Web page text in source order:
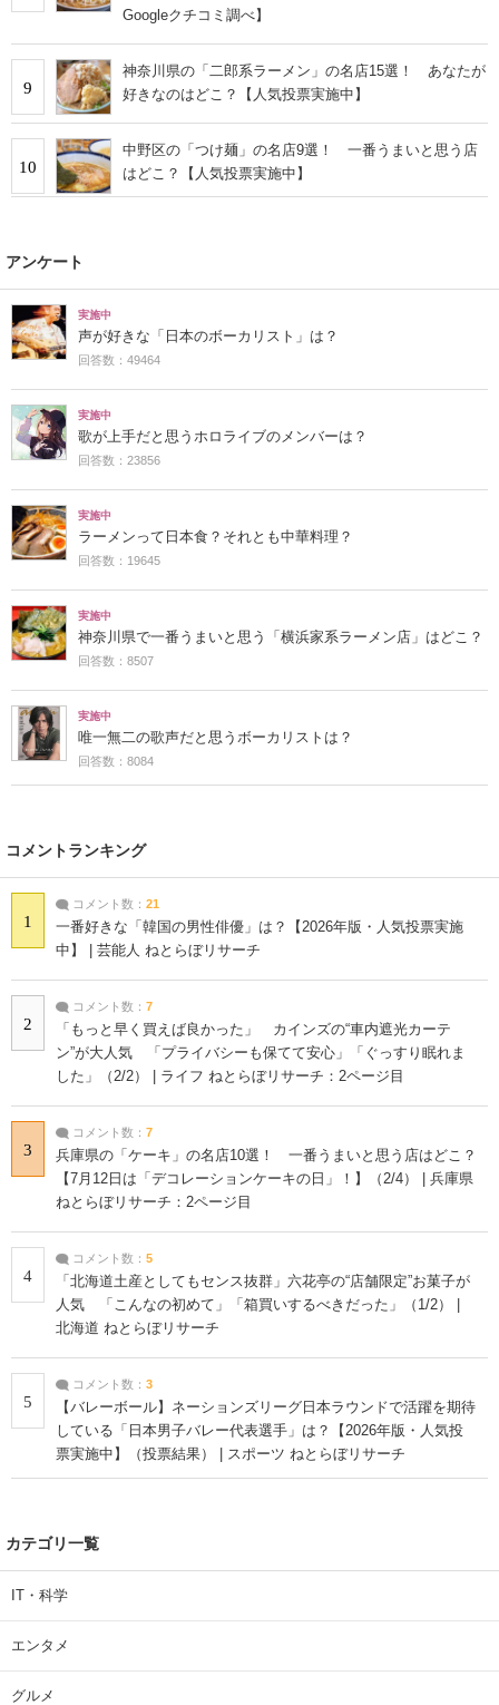
Googleクチコミ調べ】
9
神奈川県の「二郎系ラーメン」の名店15選！ あなたが
好きなのはどこ？【人気投票実施中】
10
中野区の「つけ麺」の名店9選！ 一番うまいと思う店
はどこ？【人気投票実施中】
アンケート
実施中
声が好きな「日本のボーカリスト」は？
回答数：49464
実施中
歌が上手だと思うホロライブのメンバーは？
回答数：23856
実施中
ラーメンって日本食？それとも中華料理？
回答数：19645
実施中
神奈川県で一番うまいと思う「横浜家系ラーメン店」はどこ？
回答数：8507
実施中
唯一無二の歌声だと思うボーカリストは？
回答数：8084
コメントランキング
1
コメント数： 21
一番好きな「韓国の男性俳優」は？【2026年版・人気投票実施
中】 | 芸能人 ねとらぼリサーチ
2
コメント数： 7
「もっと早く買えば良かった」 カインズの“車内遮光カーテ
ン”が大人気 「プライバシーも保てて安心」「ぐっすり眠れま
した」（2/2） | ライフ ねとらぼリサーチ：2ページ目
3
コメント数： 7
兵庫県の「ケーキ」の名店10選！ 一番うまいと思う店はどこ？
【7月12日は「デコレーションケーキの日」！】（2/4） | 兵庫県
ねとらぼリサーチ：2ページ目
4
コメント数： 5
「北海道土産としてもセンス抜群」六花亭の“店舗限定”お菓子が
人気 「こんなの初めて」「箱買いするべきだった」（1/2） |
北海道 ねとらぼリサーチ
5
コメント数： 3
【バレーボール】ネーションズリーグ日本ラウンドで活躍を期待
している「日本男子バレー代表選手」は？【2026年版・人気投
票実施中】（投票結果） | スポーツ ねとらぼリサーチ
カテゴリ一覧
IT・科学
エンタメ
グルメ